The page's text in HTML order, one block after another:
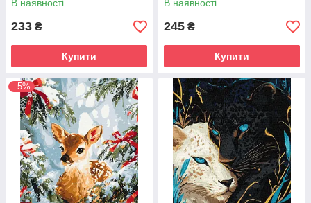
В наявності
233 ₴
Купити
В наявності
245 ₴
Купити
–5%